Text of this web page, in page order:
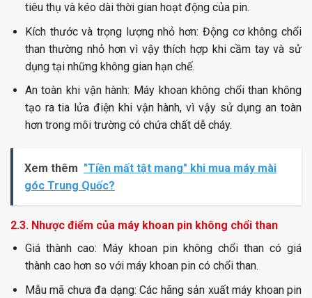
tiêu thụ và kéo dài thời gian hoạt động của pin.
Kích thước và trọng lượng nhỏ hơn: Động cơ không chổi
than thường nhỏ hơn vì vậy thích hợp khi cầm tay và sử
dụng tại những không gian hạn chế.
An toàn khi vận hành: Máy khoan không chổi than không
tạo ra tia lửa điện khi vận hành, vì vậy sử dụng an toàn
hơn trong môi trường có chứa chất dễ cháy.
Xem thêm "Tiền mất tật mang" khi mua máy mài
góc Trung Quốc?
2.3. Nhược điểm của máy khoan pin không chổi than
Giá thành cao: Máy khoan pin không chổi than có giá
thành cao hơn so với máy khoan pin có chổi than.
Mẫu mã chưa đa dạng: Các hãng sản xuất máy khoan pin